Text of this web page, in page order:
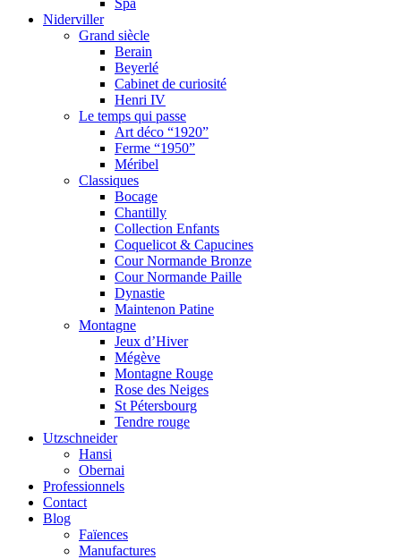
Niderviller
Grand siècle
Berain
Beyerlé
Cabinet de curiosité
Henri IV
Le temps qui passe
Art déco “1920”
Ferme “1950”
Méribel
Classiques
Bocage
Chantilly
Collection Enfants
Coquelicot & Capucines
Cour Normande Bronze
Cour Normande Paille
Dynastie
Maintenon Patine
Montagne
Jeux d’Hiver
Mégève
Montagne Rouge
Rose des Neiges
St Pétersbourg
Tendre rouge
Utzschneider
Hansi
Obernai
Professionnels
Contact
Blog
Faïences
Manufactures